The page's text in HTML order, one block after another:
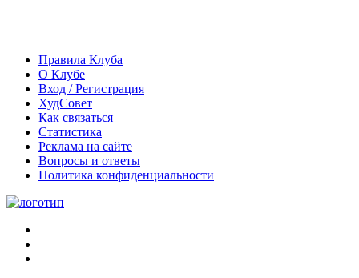
Правила Клуба
О Клубе
Вход / Регистрация
ХудСовет
Как связаться
Статистика
Реклама на сайте
Вопросы и ответы
Политика конфиденциальности